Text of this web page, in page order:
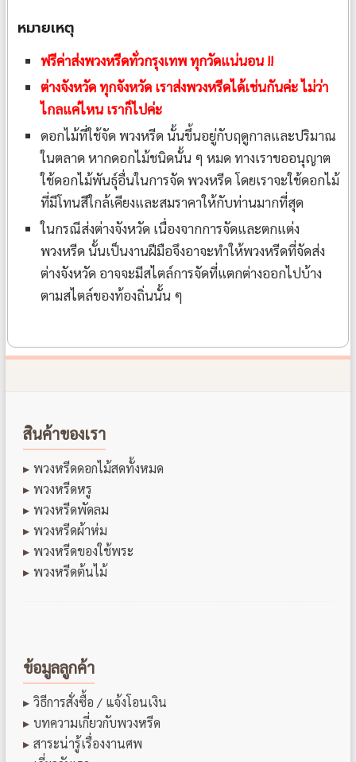
หมายเหตุ
ฟรีค่าส่งพวงหรีดทั่วกรุงเทพ ทุกวัดแน่นอน !!
ต่างจังหวัด ทุกจังหวัด เราส่งพวงหรีดได้เช่นกันค่ะ ไม่ว่า
ไกลแค่ไหน เราก็ไปค่ะ
ดอกไม้ที่ใช้จัด พวงหรีด นั้นขึ้นอยู่กับฤดูกาลและปริมาณ
ในตลาด หากดอกไม้ชนิดนั้น ๆ หมด ทางเราขออนุญาต
ใช้ดอกไม้พันธุ์อื่นในการจัด พวงหรีด โดยเราจะใช้ดอกไม้
ที่มีโทนสีใกล้เคียงและสมราคาให้กับท่านมากที่สุด
ในกรณีส่งต่างจังหวัด เนื่องจากการจัดและตกแต่ง
พวงหรีด นั้นเป็นงานฝีมือจึงอาจะทำให้พวงหรีดที่จัดส่ง
ต่างจังหวัด อาจจะมีสไตล์การจัดที่แตกต่างออกไปบ้าง
ตามสไตล์ของท้องถิ่นนั้น ๆ
สินค้าของเรา
พวงหรีดดอกไม้สดทั้งหมด
พวงหรีดหรู
พวงหรีดพัดลม
พวงหรีดผ้าห่ม
พวงหรีดของใช้พระ
พวงหรีดต้นไม้
ข้อมูลลูกค้า
วิธีการสั่งซื้อ / แจ้งโอนเงิน
บทความเกี่ยวกับพวงหรีด
สาระน่ารู้เรื่องงานศพ